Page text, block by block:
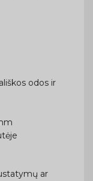
odos ir
ar